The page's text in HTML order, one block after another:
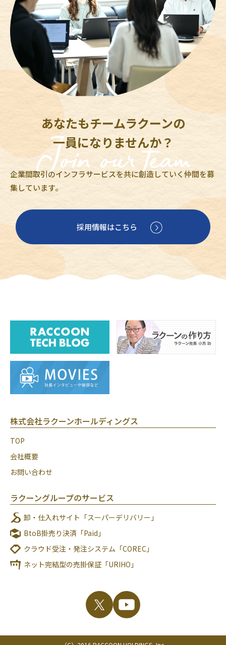
あなたもチームラクーンの
一員になりませんか？
企業間取引のインフラサービスを共に創造していく仲間を募
集しています。
採用情報はこちら
株式会社ラクーンホールディングス
TOP
会社概要
お問い合わせ
ラクーングループのサービス
卸・仕入れサイト「スーパーデリバリー」
BtoB掛売り決済「Paid」
クラウド受注・発注システム「COREC」
ネット完結型の売掛保証「URIHO」